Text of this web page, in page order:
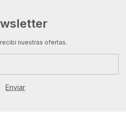
nuestras ofertas.